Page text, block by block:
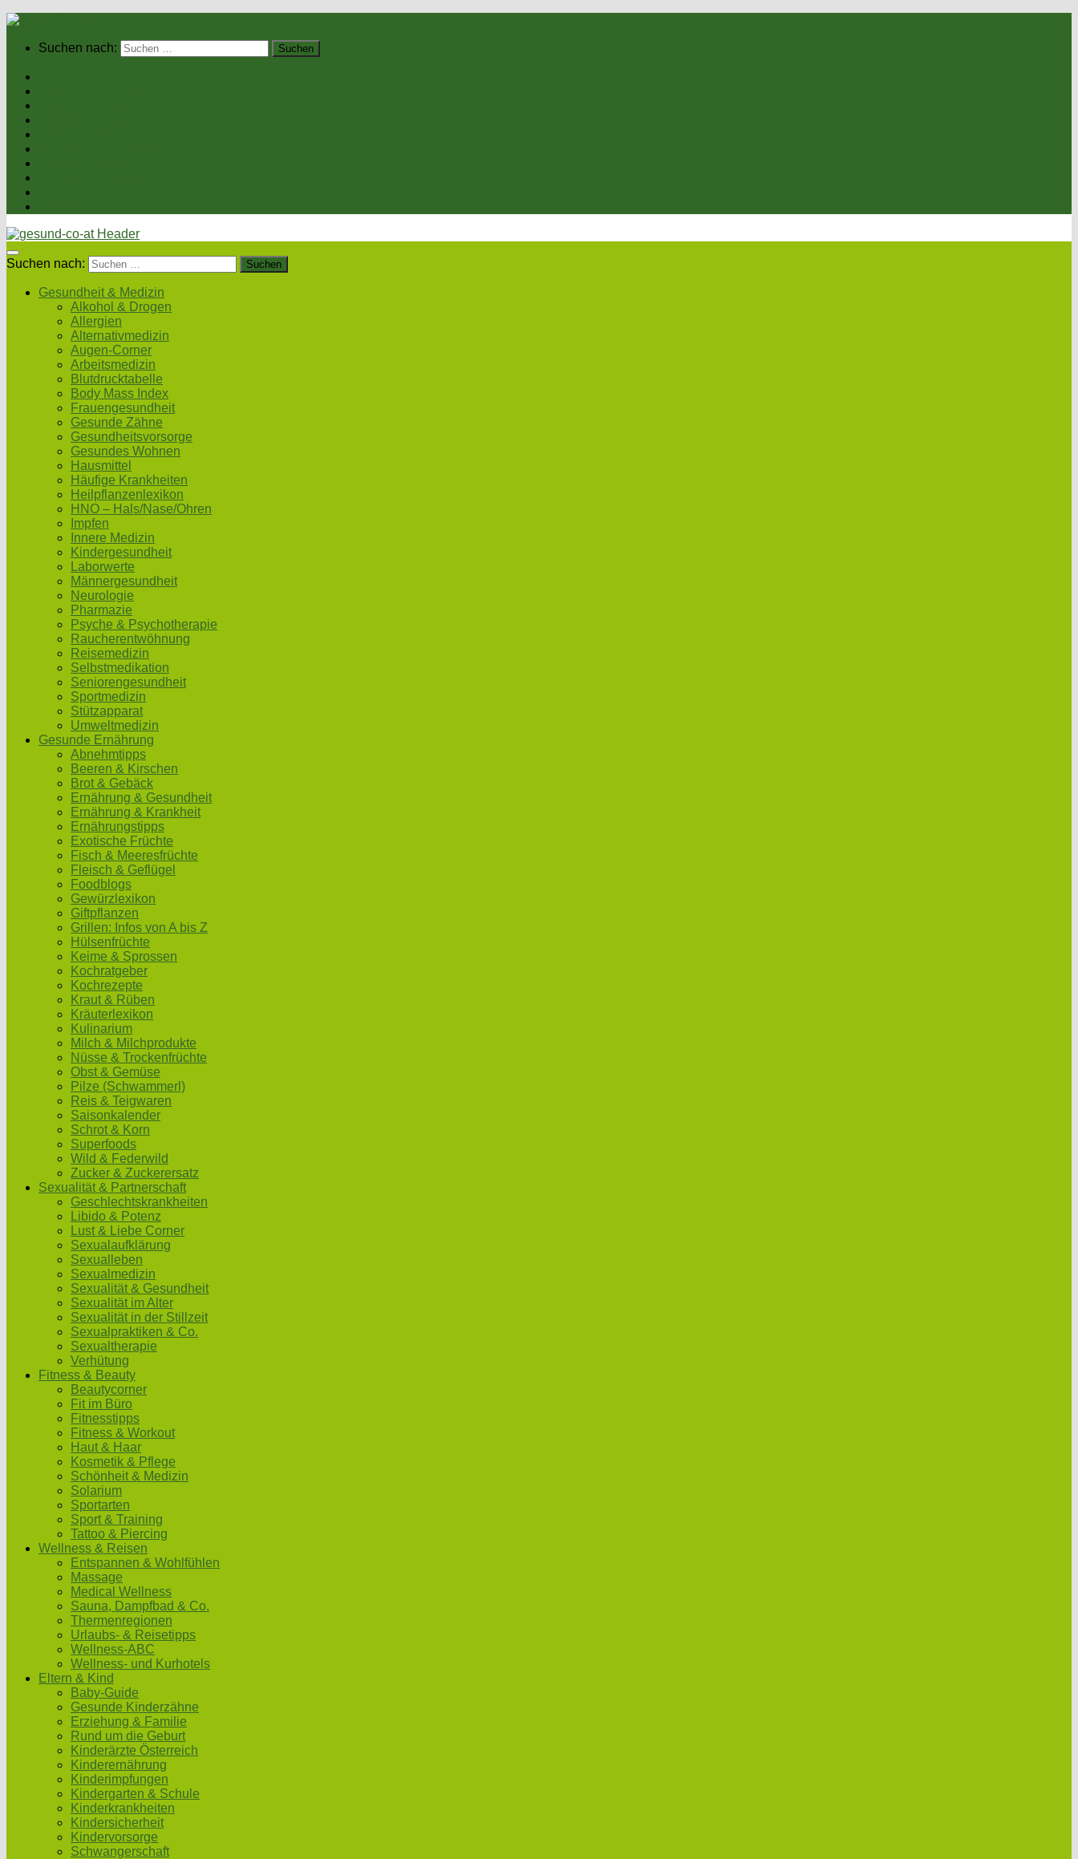
Suchen nach:
Suchen nach:
Gesundheit & Medizin
Alkohol & Drogen
Allergien
Alternativmedizin
Augen-Corner
Arbeitsmedizin
Blutdrucktabelle
Body Mass Index
Frauengesundheit
Gesunde Zähne
Gesundheitsvorsorge
Gesundes Wohnen
Hausmittel
Häufige Krankheiten
Heilpflanzenlexikon
HNO – Hals/Nase/Ohren
Impfen
Innere Medizin
Kindergesundheit
Laborwerte
Männergesundheit
Neurologie
Pharmazie
Psyche & Psychotherapie
Raucherentwöhnung
Reisemedizin
Selbstmedikation
Seniorengesundheit
Sportmedizin
Stützapparat
Umweltmedizin
Gesunde Ernährung
Abnehmtipps
Beeren & Kirschen
Brot & Gebäck
Ernährung & Gesundheit
Ernährung & Krankheit
Ernährungstipps
Exotische Früchte
Fisch & Meeresfrüchte
Fleisch & Geflügel
Foodblogs
Gewürzlexikon
Giftpflanzen
Grillen: Infos von A bis Z
Hülsenfrüchte
Keime & Sprossen
Kochratgeber
Kochrezepte
Kraut & Rüben
Kräuterlexikon
Kulinarium
Milch & Milchprodukte
Nüsse & Trockenfrüchte
Obst & Gemüse
Pilze (Schwammerl)
Reis & Teigwaren
Saisonkalender
Schrot & Korn
Superfoods
Wild & Federwild
Zucker & Zuckerersatz
Sexualität & Partnerschaft
Geschlechtskrankheiten
Libido & Potenz
Lust & Liebe Corner
Sexualaufklärung
Sexualleben
Sexualmedizin
Sexualität & Gesundheit
Sexualität im Alter
Sexualität in der Stillzeit
Sexualpraktiken & Co.
Sexualtherapie
Verhütung
Fitness & Beauty
Beautycorner
Fit im Büro
Fitnesstipps
Fitness & Workout
Haut & Haar
Kosmetik & Pflege
Schönheit & Medizin
Solarium
Sportarten
Sport & Training
Tattoo & Piercing
Wellness & Reisen
Entspannen & Wohlfühlen
Massage
Medical Wellness
Sauna, Dampfbad & Co.
Thermenregionen
Urlaubs- & Reisetipps
Wellness-ABC
Wellness- und Kurhotels
Eltern & Kind
Baby-Guide
Gesunde Kinderzähne
Erziehung & Familie
Rund um die Geburt
Kinderärzte Österreich
Kinderernährung
Kinderimpfungen
Kindergarten & Schule
Kinderkrankheiten
Kindersicherheit
Kindervorsorge
Schwangerschaft